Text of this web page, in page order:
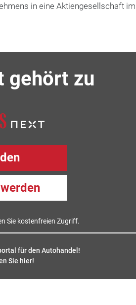
in eine Aktiengesellschaft
gehört zu
Sie kostenfreien Zugriff.
für den Autohandel!
Sie hier!